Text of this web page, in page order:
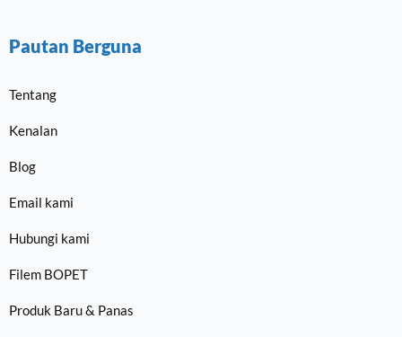
Pautan Berguna
Tentang
Kenalan
Blog
Email kami
Hubungi kami
Filem BOPET
Produk Baru & Panas